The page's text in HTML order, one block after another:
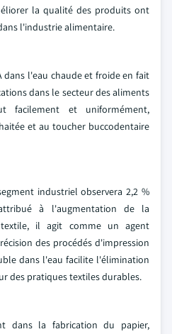
la qualité des produits ont
l'industrie alimentaire.
dans l'eau chaude et froide en fait
dans le secteur des aliments
facilement et uniformément,
et au toucher buccodentaire
industriel observera 2,2 %
à l'augmentation de la
il agit comme un agent
des procédés d'impression
dans l'eau facilite l'élimination
des pratiques textiles durables.
dans la fabrication du papier,